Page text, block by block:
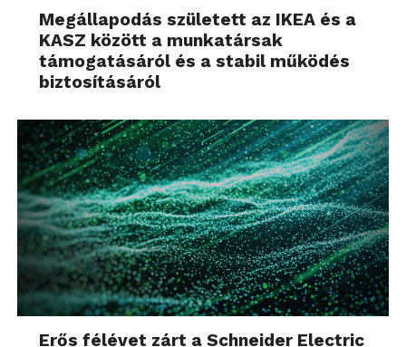
Megállapodás született az IKEA és a
KASZ között a munkatársak
támogatásáról és a stabil működés
biztosításáról
Erős félévet zárt a Schneider Electric